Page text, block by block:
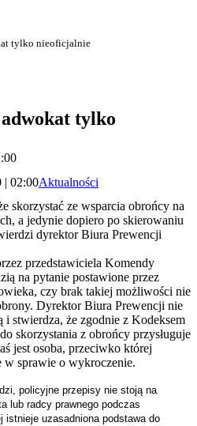
tylko nieoficjalnie
tylko
| 02:00Aktualności
skorzystać ze wsparcia obrońcy na
a jedynie dopiero po skierowaniu
dyrektor Biura Prewencji
przedstawiciela Komendy
na pytanie postawione przez
czy brak takiej możliwości nie
Dyrektor Biura Prewencji nie
i stwierdza, że zgodnie z Kodeksem
skorzystania z obrońcy przysługuje
jest osoba, przeciwko której
w sprawie o wykroczenie.
policyjne przepisy nie stoją na
lub radcy prawnego podczas
istnieje uzasadniona podstawa do